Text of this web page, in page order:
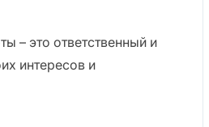
– это ответственный и
интересов и